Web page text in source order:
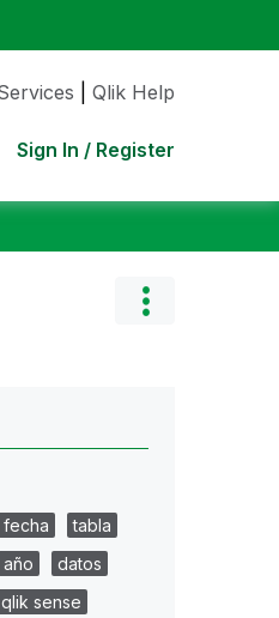
Qlik Help
Sign In / Register
fecha
tabla
año
datos
qlik sense